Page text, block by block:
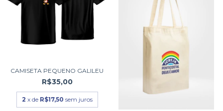
CAMISETA PEQUENO GALILEU
R$35,00
2 x de R$17,50 sem juros